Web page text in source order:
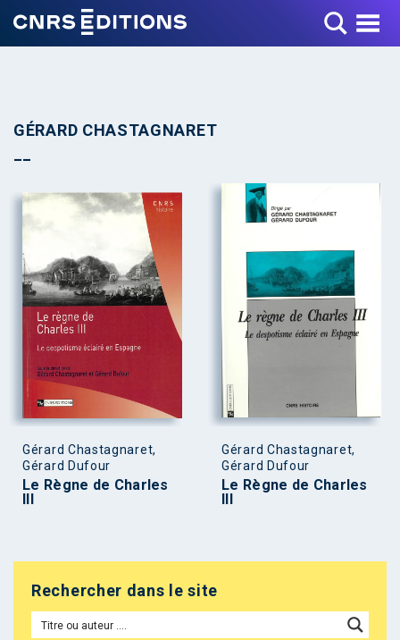
Toggle Menu
GÉRARD CHASTAGNARET
Gérard Chastagnaret,
Gérard Dufour
Le Règne de Charles
Gérard Chastagnaret,
Gérard Dufour
Le Règne de Charles
Rechercher dans le site